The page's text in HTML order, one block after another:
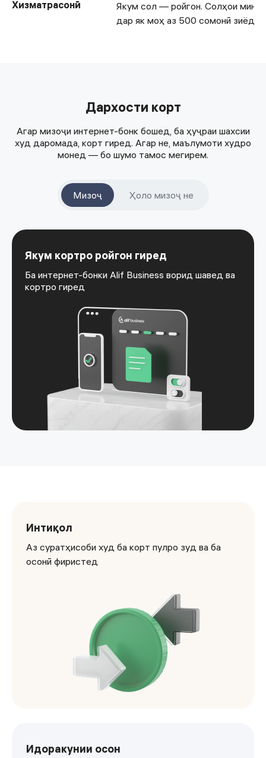
Хизматрасонӣ
Якум сол — ройгон. Солҳои
дар як моҳ аз 500 сомонӣ зиёд
Дархости корт
Агар мизоҷи интернет-бонк бошед, ба ҳуҷраи шахсии
худ даромада, корт гиред. Агар не, маълумоти худро
монед — бо шумо тамос мегирем.
Мизоҷ Ҳоло мизоҷ не
Якум кортро ройгон гиред
Ба интернет-бонки Alif Business ворид шавед ва
кортро гиред
Интиқол
Аз суратҳисоби худ ба корт пулро зуд ва ба
осонӣ фиристед
Идоракунии осон